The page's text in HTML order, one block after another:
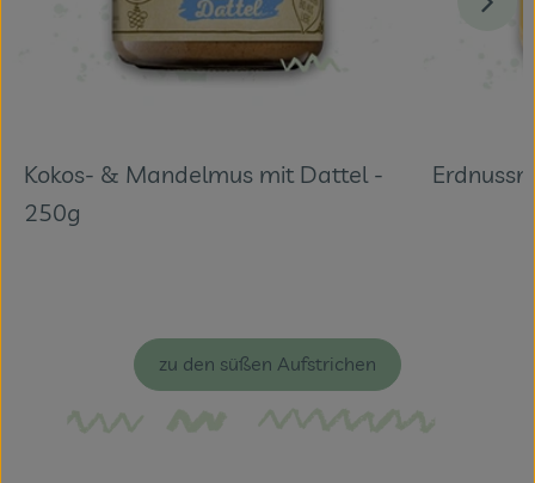
Kokos- & Mandelmus mit Dattel -
250g
zu den süßen Aufstrichen